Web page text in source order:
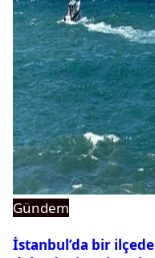
Gündem
İstanbul’da bir ilçede